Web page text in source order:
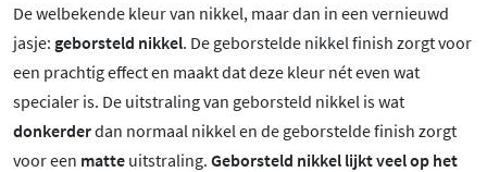
De welbekende kleur van nikkel, maar dan in een vernieuwd
jasje: geborsteld nikkel. De geborstelde nikkel finish zorgt voor
een prachtig effect en maakt dat deze kleur nét even wat
specialer is. De uitstraling van geborsteld nikkel is wat
donkerderdan normaal nikkel en de geborstelde finish zorgt
voor een matte uitstraling. Geborsteld nikkel lijkt veel op het